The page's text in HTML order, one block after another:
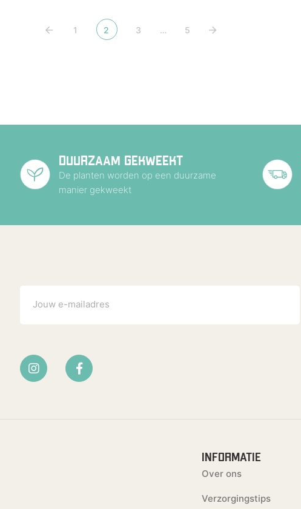
1 2 3 … 5
DUURZAAM GEKWEEKT
De planten worden op een duurzame
manier gekweekt
INFORMATIE
Over ons
Verzorgingstips